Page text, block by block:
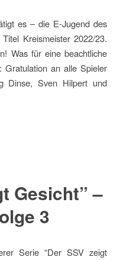
es – die E-Jugend des
Kreismeister 2022/23.
Was für eine beachtliche
Gratulation an alle Spieler
Dinse, Sven Hilpert und
Gesicht” –
3
Serie “Der SSV zeigt